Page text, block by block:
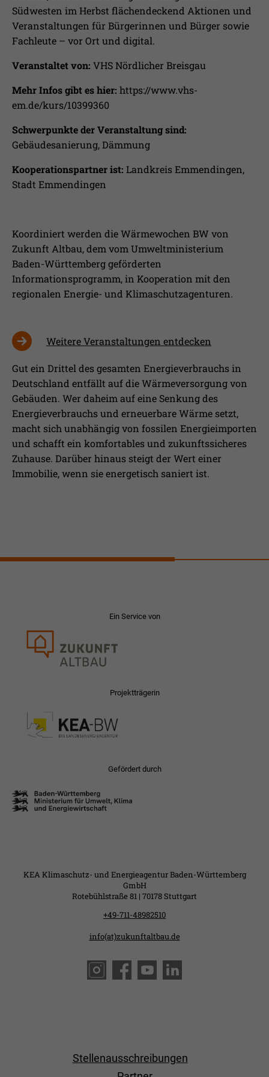
Südwesten im Herbst flächendeckend Aktionen und
Veranstaltungen für Bürgerinnen und Bürger sowie
Fachleute – vor Ort und digital.
Veranstaltet von: VHS Nördlicher Breisgau
Mehr Infos gibt es hier: https://www.vhs-
em.de/kurs/10399360
Schwerpunkte der Veranstaltung sind:
Gebäudesanierung, Dämmung
Kooperationspartner ist: Landkreis Emmendingen,
Stadt Emmendingen
Koordiniert werden die Wärmewochen BW von
Zukunft Altbau, dem vom Umweltministerium
Baden-Württemberg geförderten
Informationsprogramm, in Kooperation mit den
regionalen Energie- und Klimaschutzagenturen.
Weitere Veranstaltungen entdecken
Gut ein Drittel des gesamten Energieverbrauchs in
Deutschland entfällt auf die Wärmeversorgung von
Gebäuden. Wer daheim auf eine Senkung des
Energieverbrauchs und erneuerbare Wärme setzt,
macht sich unabhängig von fossilen Energieimporten
und schafft ein komfortables und zukunftssicheres
Zuhause. Darüber hinaus steigt der Wert einer
Immobilie, wenn sie energetisch saniert ist.
Ein Service von
Projektträgerin
Gefördert durch
KEA Klimaschutz- und Energieagentur Baden-Württemberg
GmbH
Rotebühlstraße 81 | 70178 Stuttgart
+49-711-48982510
info(at)zukunftaltbau.de
Stellenausschreibungen
Erfasst Statistiken über Besuche des
Benutzers auf der Webseite, wie z.B. die
Verweildauer auf der Webseite und
Anbieter Matomo
Laufzeit 30 Min.
nachzuverfolgen
Ihnen zusätzliche Informationen anzubieten.